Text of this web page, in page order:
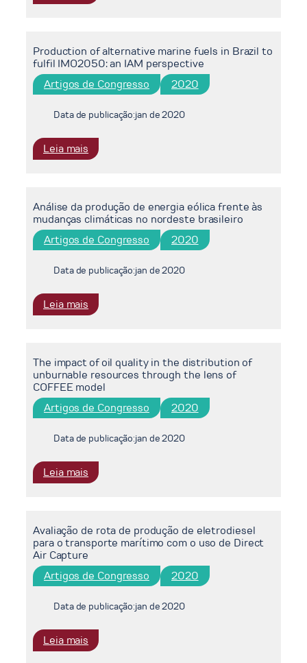
Better
shipping
in
the
IMAGE
model
Production of alternative marine fuels in Brazil to
fulfil IMO2050: an IAM perspective
Artigos de Congresso 2020
Data de publicação:jan de 2020
Leia mais
Production
marine
fuels
in
Brazil
to
IMO2050:
an
Análise da produção de energia eólica frente às
mudanças climáticas no nordeste brasileiro
Artigos de Congresso 2020
Data de publicação:jan de 2020
Leia mais
Análise
de
energia
eólica
frente
mudanças
no
nordeste
The impact of oil quality in the distribution of
unburnable resources through the lens of
COFFEE model
Artigos de Congresso 2020
Data de publicação:jan de 2020
Leia mais
The
oil
quality
in
the
of
resources
through
Avaliação de rota de produção de eletrodiesel
para o transporte marítimo com o uso de Direct
Air Capture
Artigos de Congresso 2020
Data de publicação:jan de 2020
Leia mais
Avaliação